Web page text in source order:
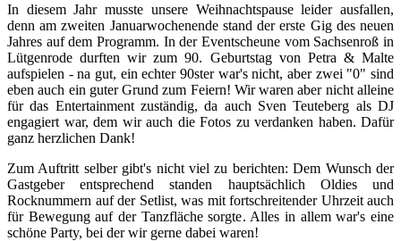
In diesem Jahr musste unsere Weihnachtspause leider ausfallen,
denn am zweiten Januarwochenende stand der erste Gig des neuen
Jahres auf dem Programm. In der Eventscheune vom Sachsenroß in
Lütgenrode durften wir zum 90. Geburtstag von Petra & Malte
aufspielen - na gut, ein echter 90ster war's nicht, aber zwei "0" sind
eben auch ein guter Grund zum Feiern! Wir waren aber nicht alleine
für das Entertainment zuständig, da auch Sven Teuteberg als DJ
engagiert war, dem wir auch die Fotos zu verdanken haben. Dafür
ganz herzlichen Dank!
Zum Auftritt selber gibt's nicht viel zu berichten: Dem Wunsch der
Gastgeber entsprechend standen hauptsächlich Oldies und
Rocknummern auf der Setlist, was mit fortschreitender Uhrzeit auch
für Bewegung auf der Tanzfläche sorgte. Alles in allem war's eine
schöne Party, bei der wir gerne dabei waren!